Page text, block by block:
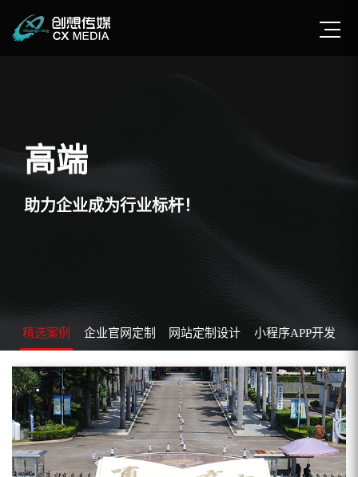
高端
助力企业成为行业标杆！
精选案例 企业官网定制 网站定制设计 小程序APP开发